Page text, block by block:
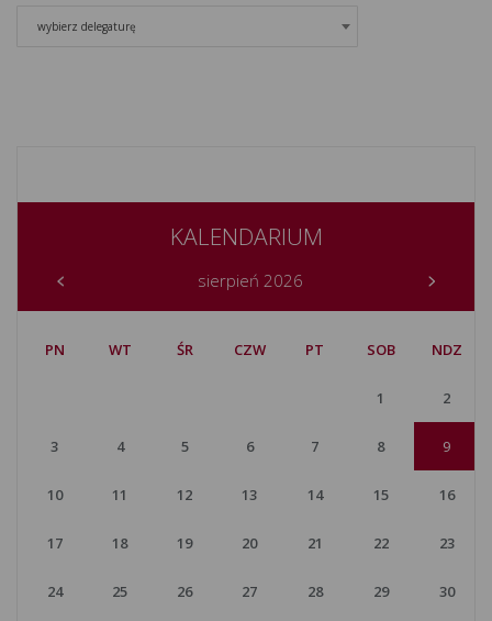
wybierz delegaturę
KALENDARIUM
sierpień 2026
PN WT ŚR CZW PT SOB NDZ
1 2
3 4 5 6 7 8 9
10 11 12 13 14 15 16
17 18 19 20 21 22 23
24 25 26 27 28 29 30